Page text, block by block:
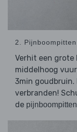
2.
Verhit een grote
middelhoog
3min goudbruin.
verbranden!
de pijnboompitten